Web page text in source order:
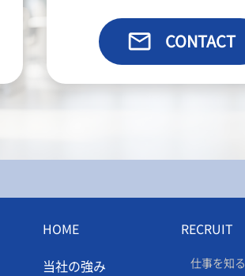
email CONTACT
HOME
当社の強み
RECRUIT
仕事を知る